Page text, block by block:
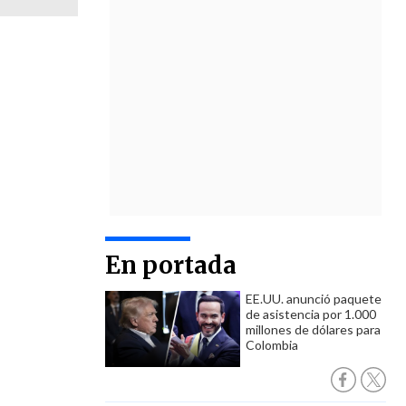
En portada
EE.UU. anunció paquete
de asistencia por 1.000
millones de dólares para
Colombia